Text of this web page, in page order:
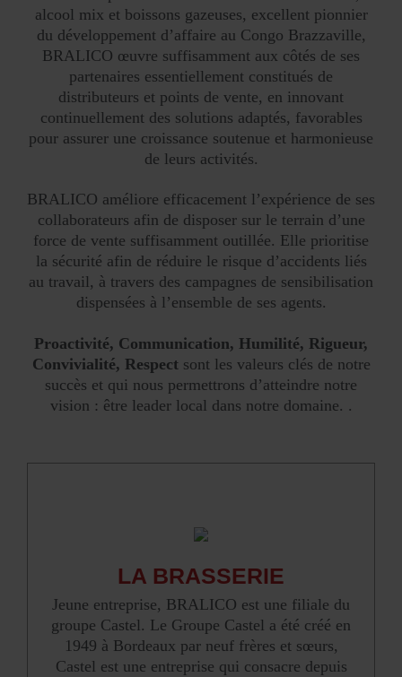
alcool mix et boissons gazeuses, excellent pionnier
du développement d’affaire au Congo Brazzaville,
BRALICO œuvre suffisamment aux côtés de ses
partenaires essentiellement constitués de
distributeurs et points de vente, en innovant
continuellement des solutions adaptés, favorables
pour assurer une croissance soutenue et harmonieuse
de leurs activités.
BRALICO améliore efficacement l’expérience de ses
collaborateurs afin de disposer sur le terrain d’une
force de vente suffisamment outillée. Elle prioritise
la sécurité afin de réduire le risque d’accidents liés
au travail, à travers des campagnes de sensibilisation
dispensées à l’ensemble de ses agents.
Proactivité, Communication, Humilité, Rigueur,
Convivialité, Respectsont les valeurs clés de notre
succès et qui nous permettrons d’atteindre notre
vision : être leader local dans notre domaine. .
LA BRASSERIE
Jeune entreprise, BRALICO est une filiale du
groupe Castel. Le Groupe Castel a été créé en
1949 à Bordeaux par neuf frères et sœurs,
Castel est une entreprise qui consacre depuis